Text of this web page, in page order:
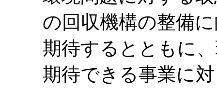
の回収機構の整備
期待するとともに
期待できる事業に